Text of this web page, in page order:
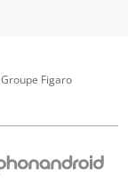
Groupe Figaro